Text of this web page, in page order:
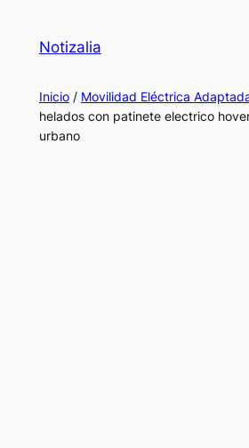
Notizalia
Inicio/ Movilidad Eléctrica
helados con patinete electrico
urbano